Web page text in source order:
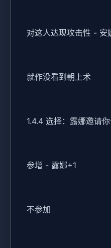
对这人达现攻击性 - 安
就作没看到朝上术
1.4.4 选择：露娜邀请
参增 - 露娜+1
不参加